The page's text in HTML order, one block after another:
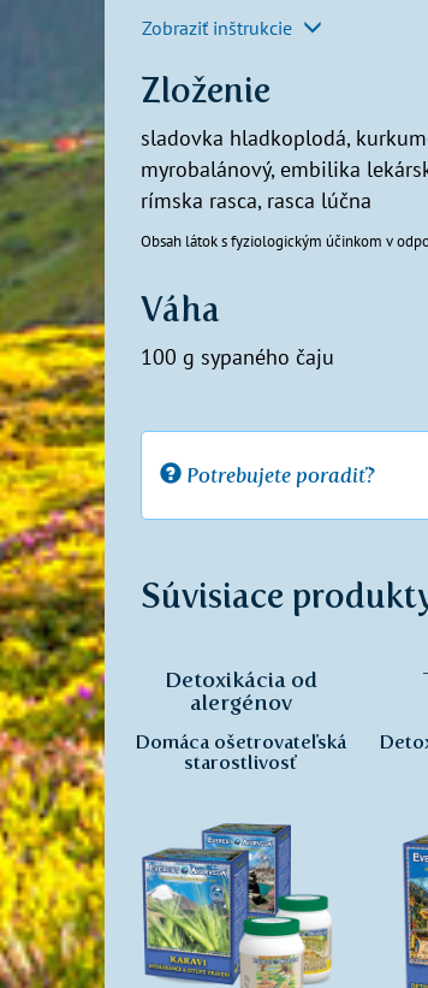
Zobraziť inštrukcie
Zloženie
sladovka hladkoplodá,
myrobalánový, embilika
rímska rasca, rasca lúčna
Obsah látok s fyziologickým účinkom v
Váha
100 g sypaného čaju
Potrebujete poradiť?
Súvisiace
Detoxikácia od
alergénov
Domáca ošetrovateľská
starostlivosť